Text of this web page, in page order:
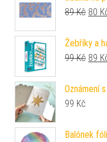
89Kč 80
Žebříky a
99Kč 89
Oznámení
99 Kč
Balónek